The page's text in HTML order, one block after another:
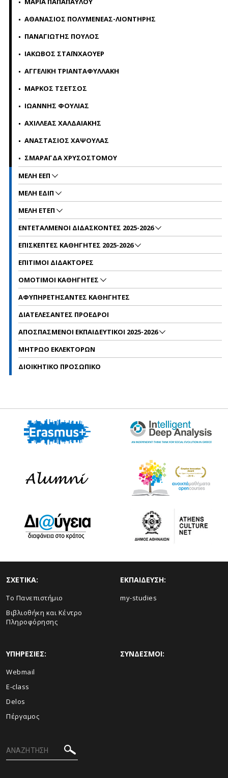
ΑΘΑΝΑΣΙΟΣ ΠΟΛΥΜΕΝΕΑΣ-ΛΙΟΝΤΗΡΗΣ
ΠΑΝΑΓΙΩΤΗΣ ΠΟΥΛΟΣ
ΙΑΚΩΒΟΣ ΣΤΑΪΝΧΑΟΥΕΡ
ΑΓΓΕΛΙΚΗ ΤΡΙΑΝΤΑΦΥΛΛΑΚΗ
ΜΑΡΚΟΣ ΤΣΕΤΣΟΣ
ΙΩΑΝΝΗΣ ΦΟΥΛΙΑΣ
ΑΧΙΛΛΕΑΣ ΧΑΛΔΑΙΑΚΗΣ
ΑΝΑΣΤΑΣΙΟΣ ΧΑΨΟΥΛΑΣ
ΣΜΑΡΑΓΔΑ ΧΡΥΣΟΣΤΟΜΟΥ
ΜΕΛΗ ΕΕΠ
MΕΛΗ EΔΙΠ
ΜΕΛΗ ΕΤΕΠ
ΕΝΤΕΤΑΛΜΕΝΟΙ ΔΙΔΑΣΚΟΝΤΕΣ 2025-2026
ΕΠΙΣΚΕΠΤΕΣ ΚΑΘΗΓΗΤΕΣ 2025-2026
ΕΠΙΤΙΜΟΙ ΔΙΔΑΚΤΟΡΕΣ
ΟΜΟΤΙΜΟΙ ΚΑΘΗΓΗΤΕΣ
ΑΦΥΠΗΡΕΤΗΣΑΝΤΕΣ ΚΑΘΗΓΗΤΕΣ
ΔΙΑΤΕΛΕΣΑΝΤΕΣ ΠΡΟΕΔΡΟΙ
ΑΠΟΣΠΑΣΜΕΝΟΙ ΕΚΠΑΙΔΕΥΤΙΚΟΙ 2025-2026
ΜΗΤΡΩΟ ΕΚΛΕΚΤΟΡΩΝ
ΔΙΟΙΚΗΤΙΚΟ ΠΡΟΣΩΠΙΚΟ
ΣΧΕΤΙΚΑ:
Το Πανεπιστήμιο
Βιβλιοθήκη και Κέντρο
Πληροφόρησης
ΕΚΠΑΙΔΕΥΣΗ:
my-studies
ΥΠΗΡΕΣΙΕΣ:
Webmail
E-class
Delos
Πέργαμος
ΣΥΝΔΕΣΜΟΙ: